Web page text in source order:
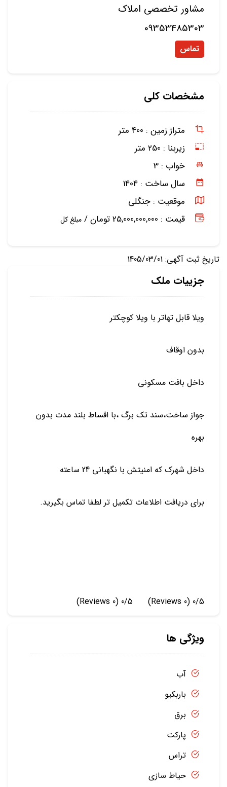
مشاور تخصصی املاک
09353485303
تماس
مشخصات کلی
متراژ زمین : 400 متر
زیربنا : 250 متر
خواب : 3
سال ساخت : 1404
موقعیت : جنگلی
قیمت : 25,000,000,000 تومان /
مبلغ کل
تاریخ ثبت آگهی: 1405/03/01
جزییات ملک
ویلا قابل تهاتر با ویلا کوچکتر
بدون اوقاف
داخل بافت مسکونی
جواز ساخت،سند تک برگ ،با اقساط بلند مدت بدون
بهره
داخل شهرک که امنیتش با نگهبانی 24 ساعته
برای دریافت اطلاعات تکمیل تر لطفا تماس بگیرید.
0/5
(0 Reviews)
0/5
(0 Reviews)
ویژگی ها
آب
باربکیو
برق
پارکت
تراس
حیاط سازی